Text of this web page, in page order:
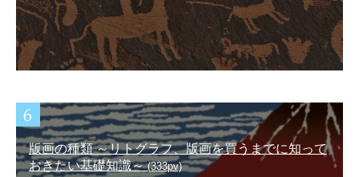
版画の種類 ～リトグラフ、版画を買うまでに知って
おきたい基礎知識～(333pv)